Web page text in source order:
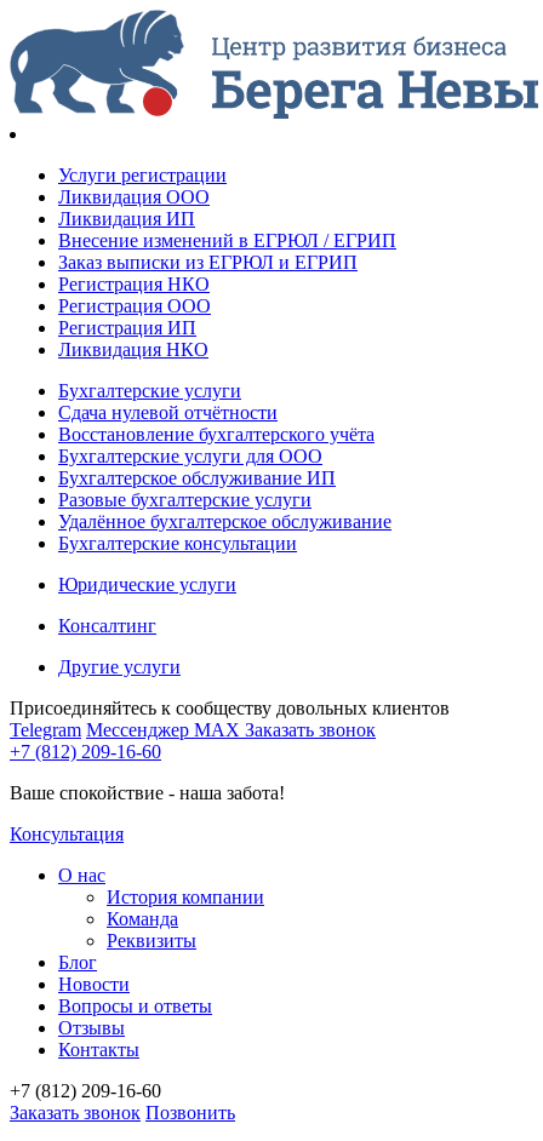
Услуги регистрации
Ликвидация ООО
Ликвидация ИП
Внесение изменений в ЕГРЮЛ / ЕГРИП
Заказ выписки из ЕГРЮЛ и ЕГРИП
Регистрация НКО
Регистрация ООО
Регистрация ИП
Ликвидация НКО
Бухгалтерские услуги
Сдача нулевой отчётности
Восстановление бухгалтерского учёта
Бухгалтерские услуги для ООО
Бухгалтерское обслуживание ИП
Разовые бухгалтерские услуги
Удалённое бухгалтерское обслуживание
Бухгалтерские консультации
Юридические услуги
Консалтинг
Другие услуги
Присоединяйтесь к сообществу довольных клиентов
Telegram Мессенджер MAX Заказать звонок
+7 (812) 209-16-60
Ваше спокойствие - наша забота!
Консультация
О нас
История компании
Команда
Реквизиты
Блог
Новости
Вопросы и ответы
Отзывы
Контакты
+7 (812) 209-16-60
Заказать звонок Позвонить